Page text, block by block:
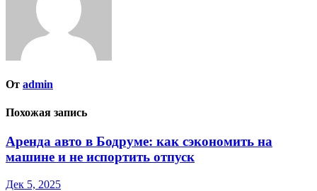
От admin
Похожая запись
Аренда авто в Бодруме: как сэкономить на
машине и не испортить отпуск
Дек 5, 2025